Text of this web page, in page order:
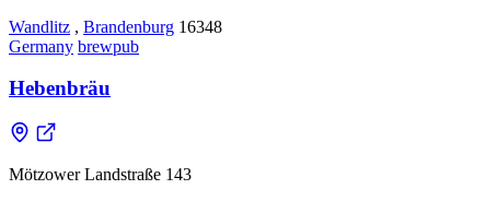
Wandlitz , Brandenburg 16348
Germany brewpub
Hebenbräu
Mötzower Landstraße 143